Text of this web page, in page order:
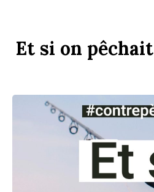
Et si on pêchait